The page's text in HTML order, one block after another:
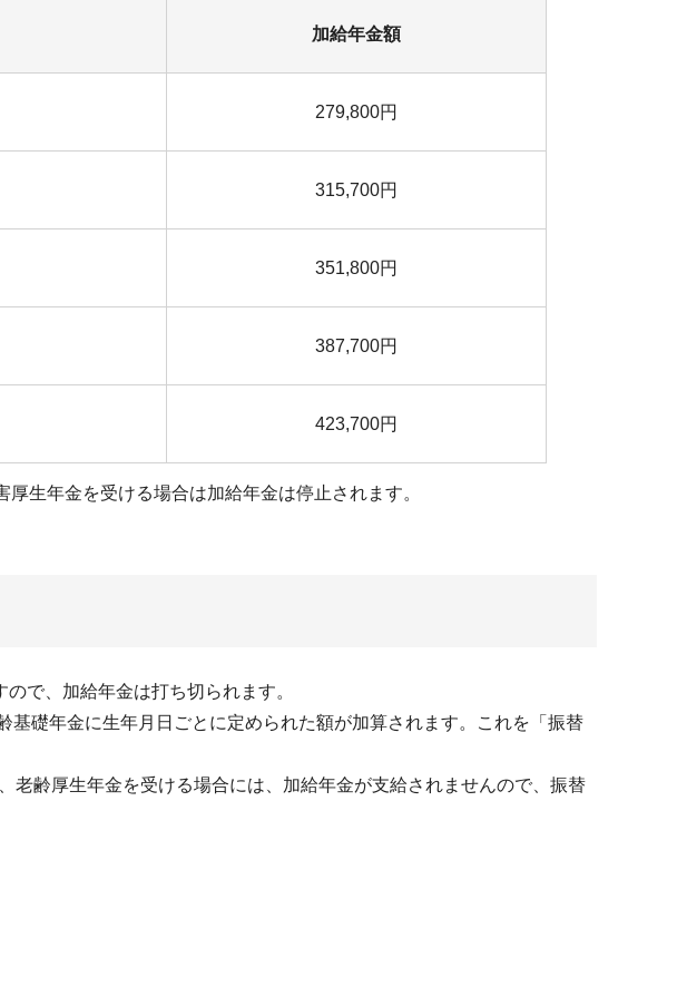
加給年金額
279,800円
315,700円
351,800円
387,700円
423,700円
生年金を受ける場合は加給年金は停止されます。
で、加給年金は打ち切られます。
礎年金に生年月日ごとに定められた額が加算されます。これを「振替
齢厚生年金を受ける場合には、加給年金が支給されませんので、振替